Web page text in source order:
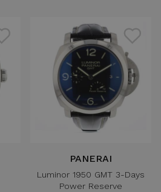
PANERAI
Luminor 1950 GMT 3-Days
Power Reserve